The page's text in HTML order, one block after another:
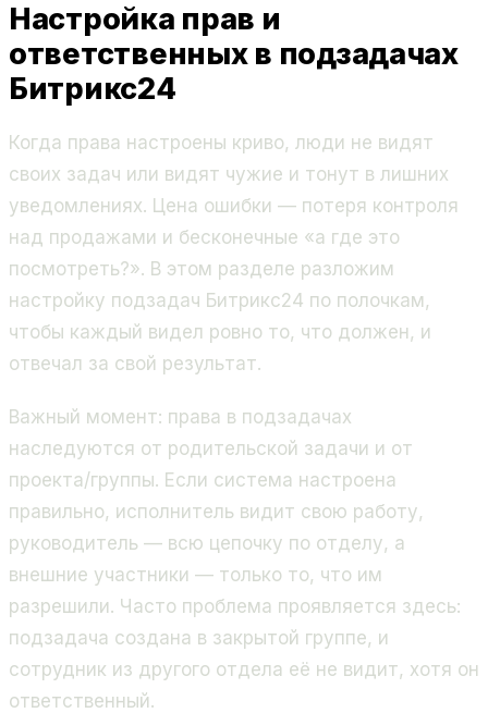
Настройка прав и
ответственных в подзадачах
Битрикс24
Когда права настроены криво, люди не видят
своих задач или видят чужие и тонут в лишних
уведомлениях. Цена ошибки — потеря контроля
над продажами и бесконечные «а где это
посмотреть?». В этом разделе разложим
настройку подзадач Битрикс24 по полочкам,
чтобы каждый видел ровно то, что должен, и
отвечал за свой результат.
Важный момент: права в подзадачах
наследуются от родительской задачи и от
проекта/группы. Если система настроена
правильно, исполнитель видит свою работу,
руководитель — всю цепочку по отделу, а
внешние участники — только то, что им
разрешили. Часто проблема проявляется здесь:
подзадача создана в закрытой группе, и
сотрудник из другого отдела её не видит, хотя он
ответственный.